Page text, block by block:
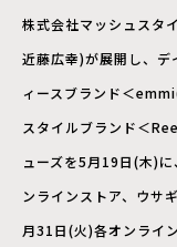
株式会社マッシュスタ
近藤広幸)が展開し、デ
ィースブランド＜
スタイルブランド＜
ューズを5月19日(木)
ンラインストア、ウサ
月31日(火)各オンライ